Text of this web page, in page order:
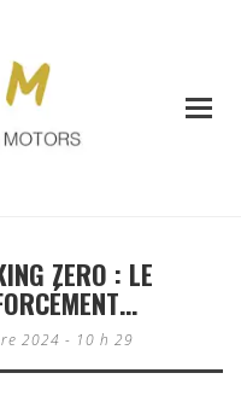
ZERO : LE
2024 - 10 h 29